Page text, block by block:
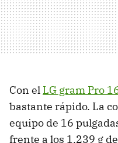
Con el LG gram Pro
bastante rápido. La
equipo de 16
frente a los 1.239 g